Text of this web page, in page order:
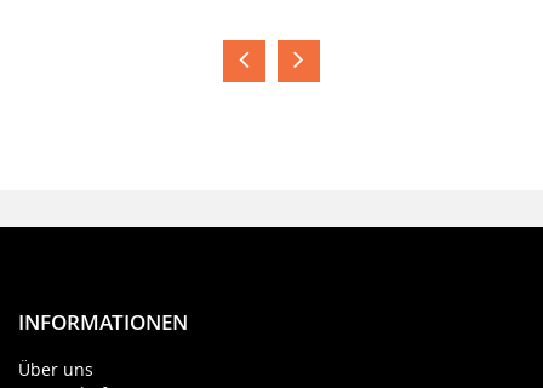
INFORMATIONEN
Über uns